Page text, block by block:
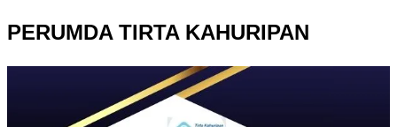
PERUMDA TIRTA KAHURIPAN